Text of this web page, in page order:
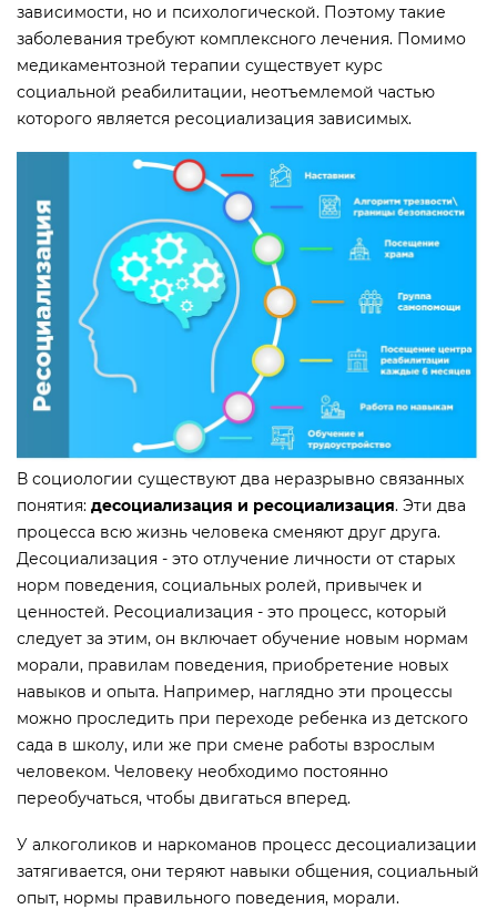
зависимости, но и психологической. Поэтому такие
заболевания требуют комплексного лечения. Помимо
медикаментозной терапии существует курс
социальной реабилитации, неотъемлемой частью
которого является ресоциализация зависимых.
В социологии существуют два неразрывно связанных
понятия: десоциализация и ресоциализация. Эти два
процесса всю жизнь человека сменяют друг друга.
Десоциализация - это отлучение личности от старых
норм поведения, социальных ролей, привычек и
ценностей. Ресоциализация - это процесс, который
следует за этим, он включает обучение новым нормам
морали, правилам поведения, приобретение новых
навыков и опыта. Например, наглядно эти процессы
можно проследить при переходе ребенка из детского
сада в школу, или же при смене работы взрослым
человеком. Человеку необходимо постоянно
переобучаться, чтобы двигаться вперед.
У алкоголиков и наркоманов процесс десоциализации
затягивается, они теряют навыки общения, социальный
опыт, нормы правильного поведения, морали.